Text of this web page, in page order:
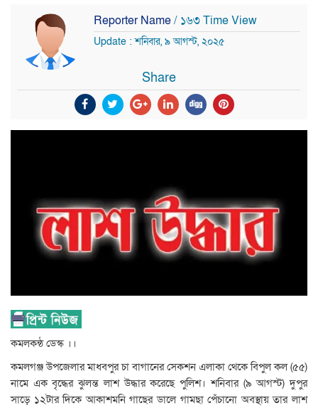
Reporter Name/ ১৬৩ Time View
Update : শনিবার, ৯ আগস্ট, ২০২৫
Share
কমলকন্ঠ ডেস্ক ।।
কমলগঞ্জ উপজেলার মাধবপুর চা বাগানের সেকশন এলাকা থেকে বিপুল কল (৫৫)
নামে এক বৃদ্ধের ঝুলন্ত লাশ উদ্ধার করেছে পুলিশ। শনিবার (৯ আগস্ট) দুপুর
সাড়ে ১২টার দিকে আকাশমনি গাছের ডালে গামছা পেঁচানো অবস্থায় তার লাশ